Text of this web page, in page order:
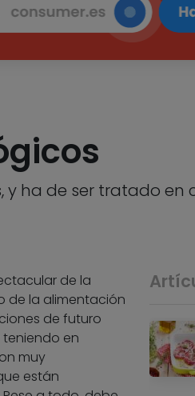
y ha de ser tratado en
de la
de la alimentación
de futuro
en
muy
están